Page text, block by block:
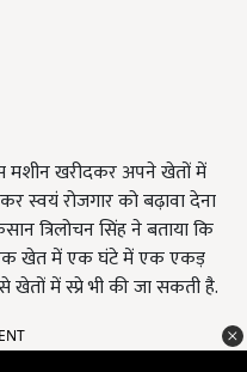
मशीन खरीदकर अपने खेतों में
स्वयं रोजगार को बढ़ावा देना
त्रिलोचन सिंह ने बताया कि
एक खेत में एक घंटे में एक एकड़
में स्प्रे भी की जा सकती है.